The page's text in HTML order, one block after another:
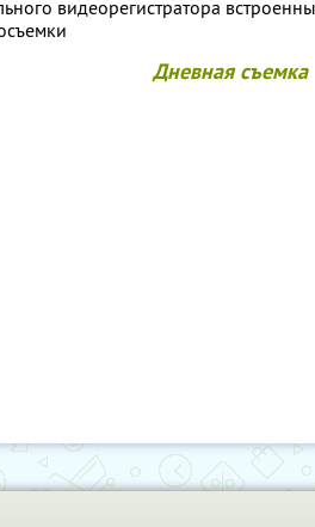
видеорегистратора
Дневная съемка